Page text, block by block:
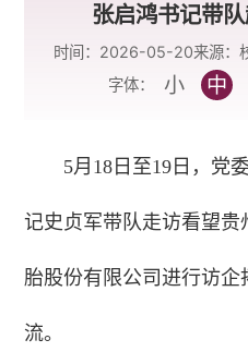
张启鸿书记带
时间：2026-05-20来源：
字体：
小 中
5月18日至19日，党
记史贞军带队走访看望
胎股份有限公司进行访
流。